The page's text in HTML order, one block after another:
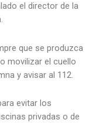
el director de la
que se produzca
movilizar el cuello
y avisar al 112.
evitar los
privadas o de